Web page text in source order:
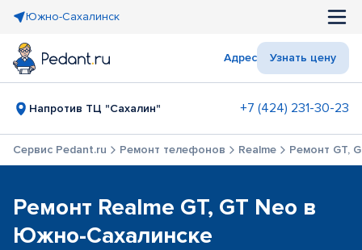
Южно-Сахалинск
Адрес Узнать цену
Напротив ТЦ "Сахалин" +7 (424) 231-30-23
Сервис Pedant.ru Ремонт телефонов Realme Ремонт GT,
Ремонт Realme GT, GT Neo в
Южно-Сахалинске